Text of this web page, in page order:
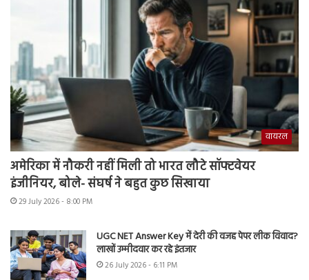
वायरल
अमेरिका में नौकरी नहीं मिली तो भारत लौटे सॉफ्टवेयर
इंजीनियर, बोले- संघर्ष ने बहुत कुछ सिखाया
29 July 2026 - 8:00 PM
UGC NET Answer Key में देरी की वजह पेपर लीक विवाद?
लाखों उम्मीदवार कर रहे इंतजार
26 July 2026 - 6:11 PM